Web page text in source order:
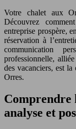
Votre chalet aux
Découvrez
entreprise prospère,
réservation à
communication
professionnelle,
des vacanciers, est
Orres.
Comprendre
analyse et